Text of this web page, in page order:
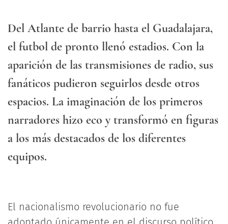
Del Atlante de barrio hasta el Guadalajara,
el futbol de pronto llenó estadios. Con la
aparición de las transmisiones de radio, sus
fanáticos pudieron seguirlos desde otros
espacios. La imaginación de los primeros
narradores hizo eco y transformó en figuras
a los más destacados de los diferentes
equipos.
El nacionalismo revolucionario no fue